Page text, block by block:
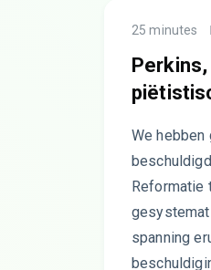
25 minutes
We hebben
Reformatie
spanning